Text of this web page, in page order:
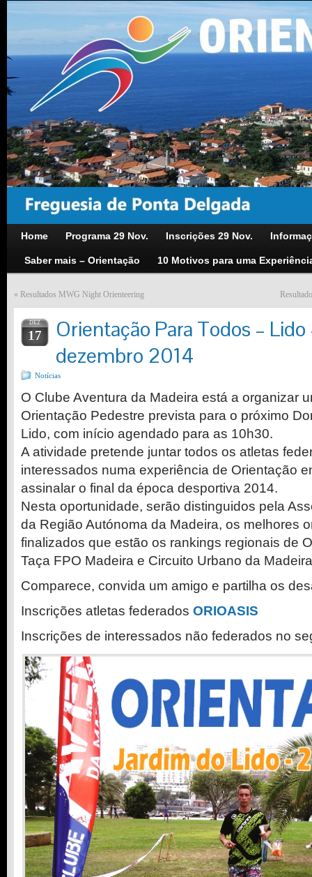
Home Programa 29 Nov. Inscrições 29 Nov.
Saber mais – Orientação 10 Motivos para uma
« Resultados MWG Night Orienteering
DEZ
17
Orientação Para Todos –
dezembro 2014
Notícias
O Clube Aventura da Madeira está a organizar
Orientação Pedestre prevista para o próximo
Lido, com início agendado para as 10h30.
A atividade pretende juntar todos os atletas
interessados numa experiência de Orientação
assinalar o final da época desportiva 2014.
Nesta oportunidade, serão distinguidos pela
da Região Autónoma da Madeira, os melhores
finalizados que estão os rankings regionais de
Taça FPO Madeira e Circuito Urbano da
Comparece, convida um amigo e partilha os
Inscrições atletas federados ORIOASIS
Inscrições de interessados não federados no